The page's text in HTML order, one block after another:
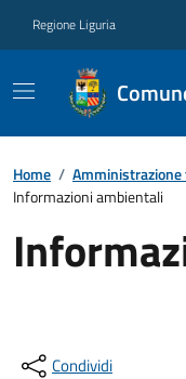
Regione Liguria
Home /
Informazioni ambientali
Condividi